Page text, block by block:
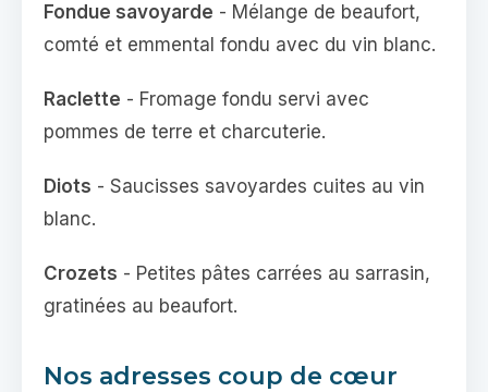
Fondue savoyarde - Mélange de beaufort,
comté et emmental fondu avec du vin blanc.
Raclette - Fromage fondu servi avec
pommes de terre et charcuterie.
Diots - Saucisses savoyardes cuites au vin
blanc.
Crozets - Petites pâtes carrées au sarrasin,
gratinées au beaufort.
Nos adresses coup de cœur